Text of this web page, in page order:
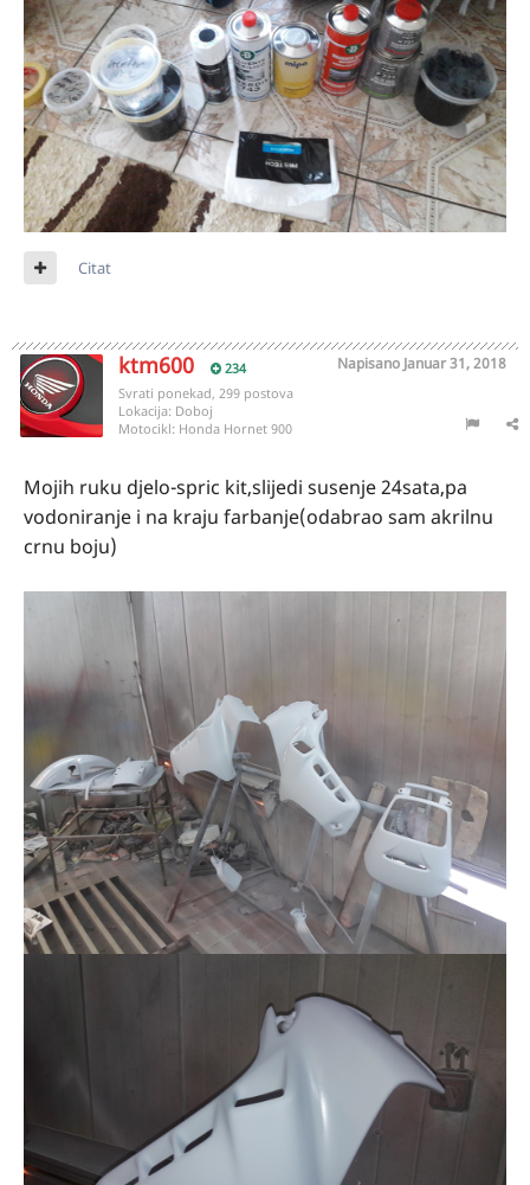
Citat
ktm600 234 Napisano Januar 31, 2018
Svrati ponekad, 299 postova
Lokacija: Doboj
Motocikl: Honda Hornet 900
Mojih ruku djelo-spric kit,slijedi susenje 24sata,pa
vodoniranje i na kraju farbanje(odabrao sam akrilnu
crnu boju)